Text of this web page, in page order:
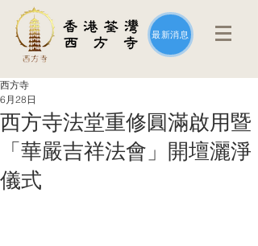
最新消息
西方寺法堂重修圓滿啟用暨
「華嚴吉祥法會」開壇灑淨
儀式
西方寺
6月28日